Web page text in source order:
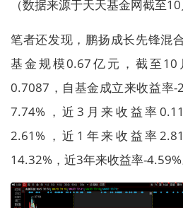
（数据来源于天天基金网截至10
笔者还发现，鹏扬成长先锋混
基金规模0.67亿元，截至
0.7087，自基金成立来收益率-
7.74%，近3月来收益率
2.61%，近1年来收益率
14.32%，近3年来收益率-4.59%